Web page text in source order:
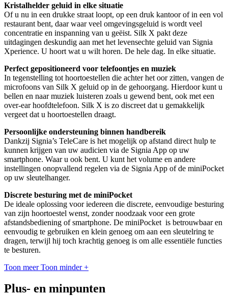
Kristalhelder geluid in elke situatie
Of u nu in een drukke straat loopt, op een druk kantoor of in een vol
restaurant bent, daar waar veel omgevingsgeluid is wordt veel
concentratie en inspanning van u geëist. Silk X pakt deze
uitdagingen deskundig aan met het levensechte geluid van Signia
Xperience. U hoort wat u wilt horen. De hele dag. In elke situatie.
Perfect gepositioneerd voor telefoontjes en muziek
In tegenstelling tot hoortoestellen die achter het oor zitten, vangen de
microfoons van Silk X geluid op in de gehoorgang. Hierdoor kunt u
bellen en naar muziek luisteren zoals u gewend bent, ook met een
over-ear hoofdtelefoon. Silk X is zo discreet dat u gemakkelijk
vergeet dat u hoortoestellen draagt.
Persoonlijke ondersteuning binnen handbereik
Dankzij Signia’s TeleCare is het mogelijk op afstand direct hulp te
kunnen krijgen van uw audicien via de Signia App op uw
smartphone. Waar u ook bent. U kunt het volume en andere
instellingen onopvallend regelen via de Signia App of de miniPocket
op uw sleutelhanger.
Discrete besturing met de miniPocket
De ideale oplossing voor iedereen die discrete, eenvoudige besturing
van zijn hoortoestel wenst, zonder noodzaak voor een grote
afstandsbediening of smartphone. De miniPocket is betrouwbaar en
eenvoudig te gebruiken en klein genoeg om aan een sleutelring te
dragen, terwijl hij toch krachtig genoeg is om alle essentiële functies
te besturen.
Toon meer Toon minder +
Plus- en minpunten